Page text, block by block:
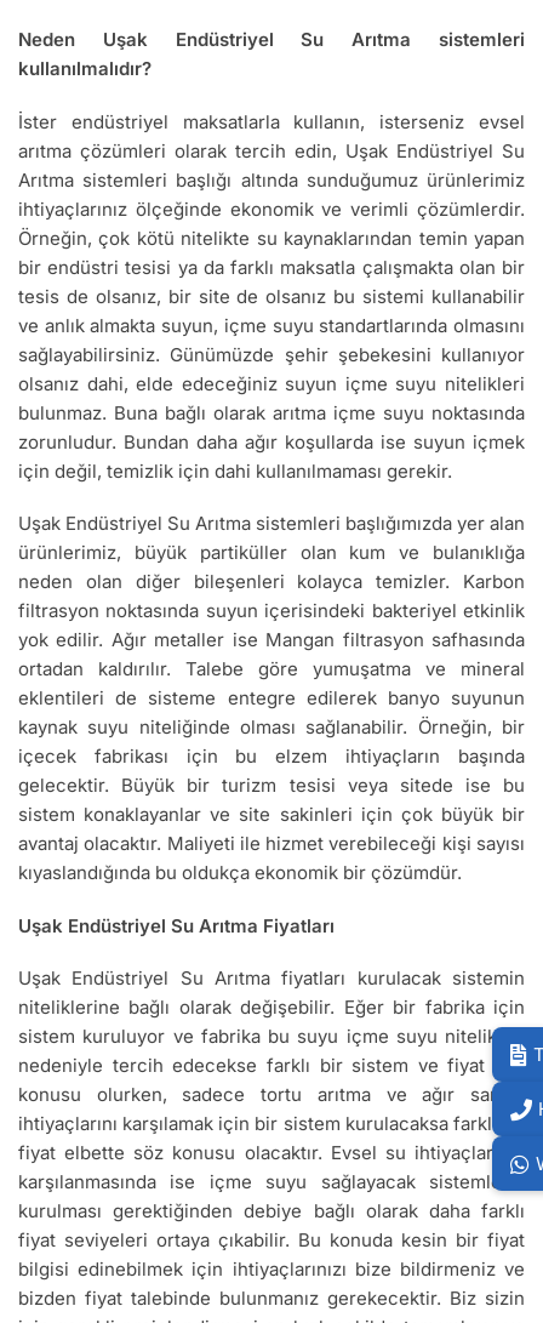
Neden Uşak Endüstriyel Su Arıtma sistemleri
kullanılmalıdır?
İster endüstriyel maksatlarla kullanın, isterseniz evsel
arıtma çözümleri olarak tercih edin, Uşak Endüstriyel Su
Arıtma sistemleri başlığı altında sunduğumuz ürünlerimiz
ihtiyaçlarınız ölçeğinde ekonomik ve verimli çözümlerdir.
Örneğin, çok kötü nitelikte su kaynaklarından temin yapan
bir endüstri tesisi ya da farklı maksatla çalışmakta olan bir
tesis de olsanız, bir site de olsanız bu sistemi kullanabilir
ve anlık almakta suyun, içme suyu standartlarında olmasını
sağlayabilirsiniz. Günümüzde şehir şebekesini kullanıyor
olsanız dahi, elde edeceğiniz suyun içme suyu nitelikleri
bulunmaz. Buna bağlı olarak arıtma içme suyu noktasında
zorunludur. Bundan daha ağır koşullarda ise suyun içmek
için değil, temizlik için dahi kullanılmaması gerekir.
Uşak Endüstriyel Su Arıtma sistemleri başlığımızda yer alan
ürünlerimiz, büyük partiküller olan kum ve bulanıklığa
neden olan diğer bileşenleri kolayca temizler. Karbon
filtrasyon noktasında suyun içerisindeki bakteriyel etkinlik
yok edilir. Ağır metaller ise Mangan filtrasyon safhasında
ortadan kaldırılır. Talebe göre yumuşatma ve mineral
eklentileri de sisteme entegre edilerek banyo suyunun
kaynak suyu niteliğinde olması sağlanabilir. Örneğin, bir
içecek fabrikası için bu elzem ihtiyaçların başında
gelecektir. Büyük bir turizm tesisi veya sitede ise bu
sistem konaklayanlar ve site sakinleri için çok büyük bir
avantaj olacaktır. Maliyeti ile hizmet verebileceği kişi sayısı
kıyaslandığında bu oldukça ekonomik bir çözümdür.
Uşak Endüstriyel Su Arıtma Fiyatları
Uşak Endüstriyel Su Arıtma fiyatları kurulacak sistemin
niteliklerine bağlı olarak değişebilir. Eğer bir fabrika için
sistem kuruluyor ve fabrika bu suyu içme suyu nitelikleri
nedeniyle tercih edecekse farklı bir sistem ve fiyat söz
konusu olurken, sadece tortu arıtma ve ağır sanayi
ihtiyaçlarını karşılamak için bir sistem kurulacaksa farklı bir
fiyat elbette söz konusu olacaktır. Evsel su ihtiyaçlarının
karşılanmasında ise içme suyu sağlayacak sistemlerin
kurulması gerektiğinden debiye bağlı olarak daha farklı
fiyat seviyeleri ortaya çıkabilir. Bu konuda kesin bir fiyat
bilgisi edinebilmek için ihtiyaçlarınızı bize bildirmeniz ve
bizden fiyat talebinde bulunmanız gerekecektir. Biz sizin